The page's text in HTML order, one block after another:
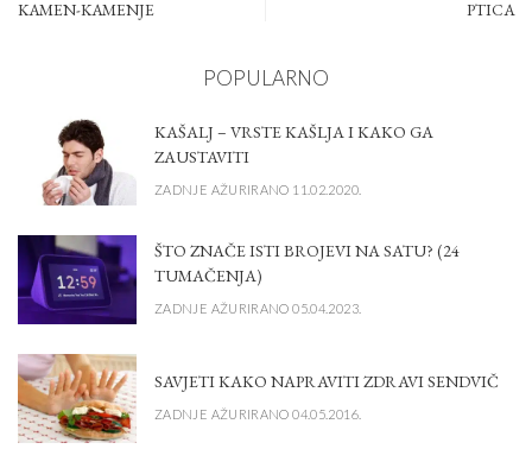
KAMEN-KAMENJE PTICA
POPULARNO
KAŠALJ – VRSTE KAŠLJA I KAKO GA
ZAUSTAVITI
ZADNJE AŽURIRANO 11.02.2020.
ŠTO ZNAČE ISTI BROJEVI NA SATU? (24
TUMAČENJA)
ZADNJE AŽURIRANO 05.04.2023.
SAVJETI KAKO NAPRAVITI ZDRAVI SENDVIČ
ZADNJE AŽURIRANO 04.05.2016.